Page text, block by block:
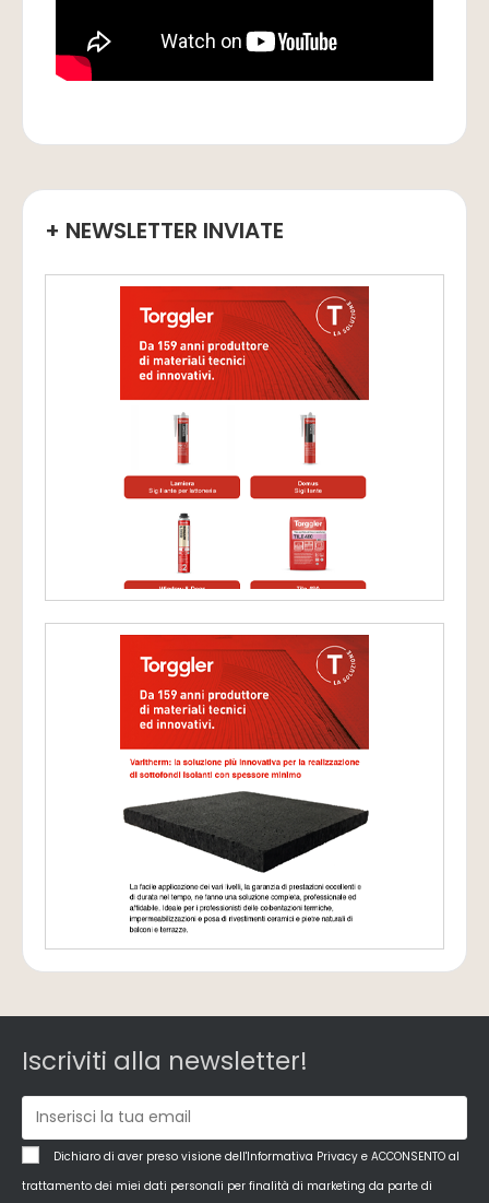
+ NEWSLETTER INVIATE
Iscriviti alla newsletter!
Dichiaro di aver preso visione dell'Informativa Privacy e ACCONSENTO al
trattamento dei miei dati personali per finalità di marketing da parte di